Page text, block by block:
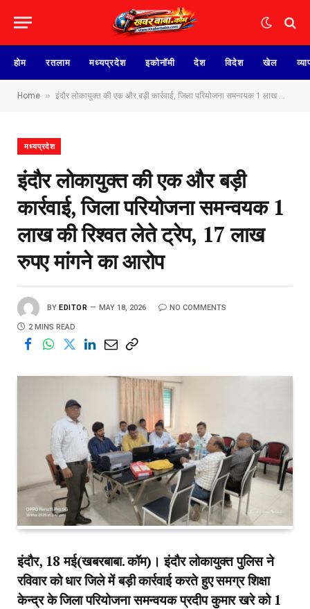
होम रतलाम मध्यप्रदेश इकोनॉमी देश विदेश खेल
Home » इंदौर लोकायुक्त की एक और बड़ी कार्रवाई, जिला परियोजना समन्वयक 1 लाख की रिश्वत लेते ट्रेप, 17 लाख रुपए मांगने का आरोप
मध्यप्रदेश
इंदौर लोकायुक्त की एक और बड़ी
कार्रवाई, जिला परियोजना समन्वयक 1
लाख की रिश्वत लेते ट्रेप, 17 लाख
रुपए मांगने का आरोप
BY EDITOR MAY 18, 2026 NO COMMENTS
2 MINS READ
इंदौर, 18 मई(खबरबाबा. कॉम)। इंदौर लोकायुक्त पुलिस ने
रविवार को धार जिले में बड़ी कार्रवाई करते हुए समग्र शिक्षा
केन्द्र के जिला परियोजना समन्वयक प्रदीप कुमार खरे को 1